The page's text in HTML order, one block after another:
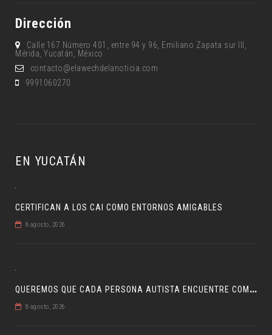
Dirección
Calle 167 Número 401, entre 94 y 96, Emiliano Zapata sur lll,
Mérida, Yucatán, México.
contacto@elawechdelanoticia.com
9991060270
EN YUCATÁN
CERTIFICAN A LOS CAI COMO ENTORNOS AMIGABLES
8 agosto, 2026
Q
UEREMOS QUE CADA PERSONA AUTISTA ENCUENTRE COMPRENSIÓN: JDM
8 agosto, 2026